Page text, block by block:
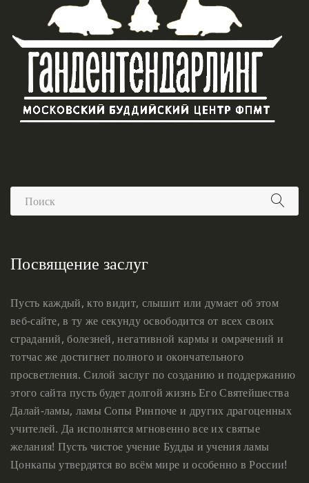
Посвящение заслуг
Пусть каждый, кто видит, слышит или думает об этом
веб-сайте, в ту же секунду освободится от всех своих
страданий, болезней, негативной кармы и омрачений и
тотчас же достигнет полного и окончательного
просветления. Силой заслуг по созданию и поддержанию
этого сайта пусть будет долгой жизнь Его Святейшества
Далай-ламы, ламы Сопы Ринпоче и других драгоценных
учителей. Да исполнятся мгновенно все их святые
желания! Пусть чистое учение Будды и учения ламы
Цонкапы утвердятся во всём мире и особенно в России!